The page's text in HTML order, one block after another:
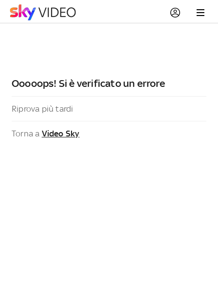
Ooooops! Si è verificato un errore
Riprova più tardi
Torna a Video Sky